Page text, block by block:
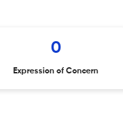
0
Expression of Concern